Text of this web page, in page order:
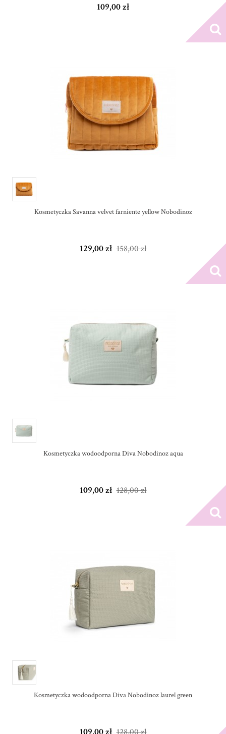
109,00 zł
Kosmetyczka Savanna velvet farniente yellow Nobodinoz
129,00 zł 158,00 zł
Kosmetyczka wodoodporna Diva Nobodinoz aqua
109,00 zł 128,00 zł
Kosmetyczka wodoodporna Diva Nobodinoz laurel green
109,00 zł